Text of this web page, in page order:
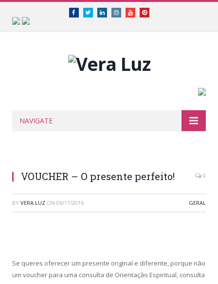
FacebookTwitterLinkedinInstagramYoutubePinterest
NAVIGATE
VOUCHER – O presente perfeito! 0
BY VERA LUZ ON 06/11/2016 GERAL
Se queres oferecer um presente original e diferente, porque não
um voucher para uma consulta de Orientação Espiritual, consulta